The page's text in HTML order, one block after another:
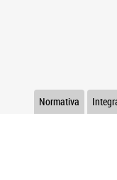
Normativa